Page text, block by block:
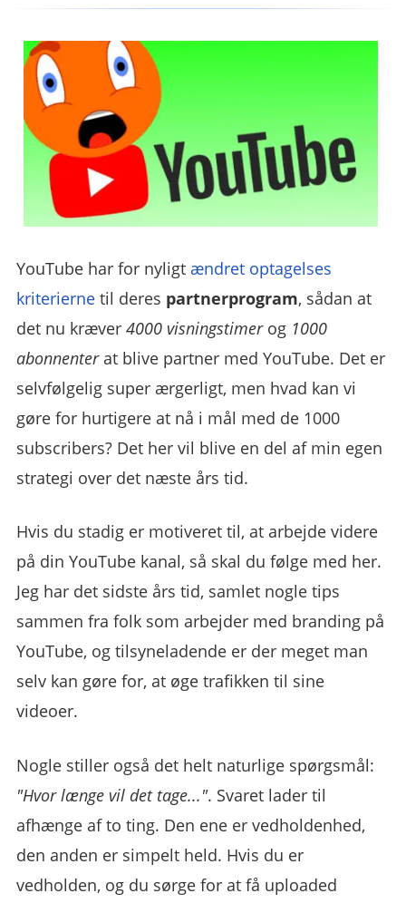
YouTube har for nyligtændret optagelses
kriterierne til deres partnerprogram, sådan at
det nu kræver4000 visningstimerog 1000
abonnenterat blive partner med YouTube. Det er
selvfølgelig super ærgerligt, men hvad kan vi
gøre for hurtigere at nå i mål med de 1000
subscribers? Det her vil blive en del af min egen
strategi over det næste års tid.
Hvis du stadig er motiveret til, at arbejde videre
på din YouTube kanal, så skal du følge med her.
Jeg har det sidste års tid, samlet nogle tips
sammen fra folk som arbejder med branding på
YouTube, og tilsyneladende er der meget man
selv kan gøre for, at øge trafikken til sine
videoer.
Nogle stiller også det helt naturlige spørgsmål:
"Hvor længe vil det tage...". Svaret lader til
afhænge af to ting. Den ene er vedholdenhed,
den anden er simpelt held. Hvis du er
vedholden, og du sørge for at få uploaded